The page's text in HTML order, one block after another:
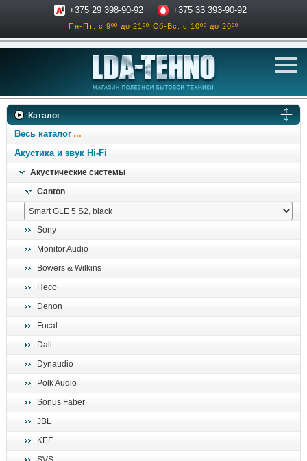
+375 29 398-90-92 +375 33 393-90-92
Пн-Пт: с 9ºº до 21ºº Сб-Вс: с 10ºº до 20ºº
телевизоры
ресиверы, усилители
климатехника
Каталог
Весь каталог
Акустика и звук Hi-Fi
Акустические системы
Canton
Sony
Monitor Audio
Bowers & Wilkins
Heco
Denon
Focal
Dali
Dynaudio
Polk Audio
Sonus Faber
JBL
KEF